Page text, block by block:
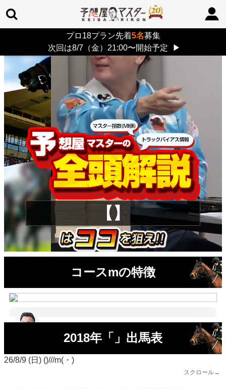
プロ18プラン先着5名募集
次回は8/7（金）21:00〜開始予定
▶
> 26/8/9 (日)
【】
コースmの特徴
2018年「」出馬表
26/8/9 (日) ()///m(・)
スクロール→